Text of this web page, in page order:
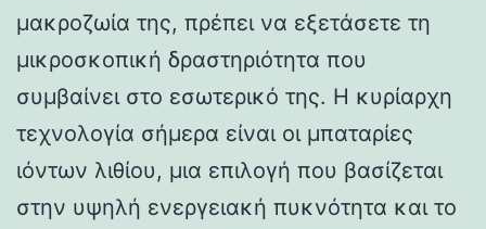
μακροζωία της, πρέπει να εξετάσετε τη
μικροσκοπική δραστηριότητα που
συμβαίνει στο εσωτερικό της. Η κυρίαρχη
τεχνολογία σήμερα είναι οι μπαταρίες
ιόντων λιθίου, μια επιλογή που βασίζεται
στην υψηλή ενεργειακή πυκνότητα και το